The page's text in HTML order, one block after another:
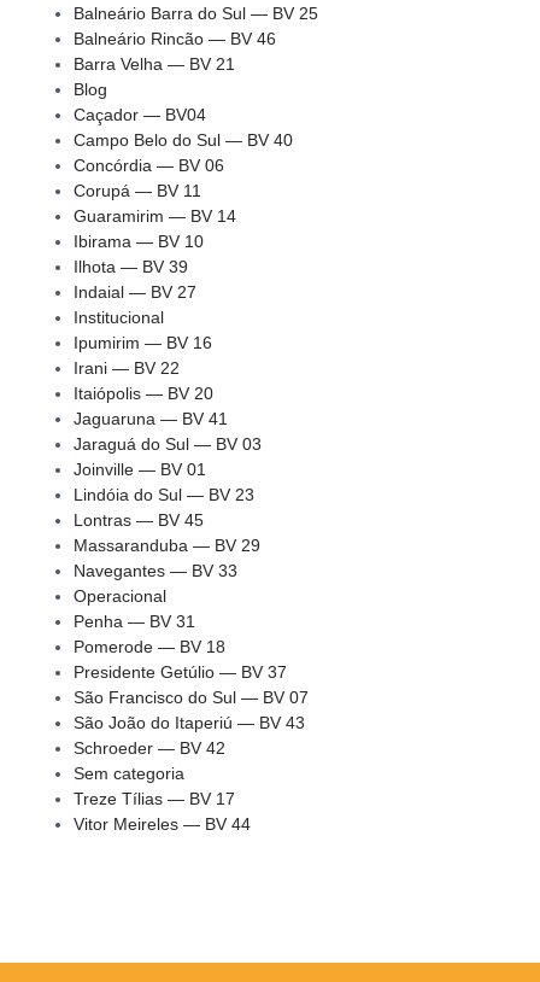
Balneário Barra do Sul — BV 25
Balneário Rincão — BV 46
Barra Velha — BV 21
Blog
Caçador — BV04
Campo Belo do Sul — BV 40
Concórdia — BV 06
Corupá — BV 11
Guaramirim — BV 14
Ibirama — BV 10
Ilhota — BV 39
Indaial — BV 27
Institucional
Ipumirim — BV 16
Irani — BV 22
Itaiópolis — BV 20
Jaguaruna — BV 41
Jaraguá do Sul — BV 03
Joinville — BV 01
Lindóia do Sul — BV 23
Lontras — BV 45
Massaranduba — BV 29
Navegantes — BV 33
Operacional
Penha — BV 31
Pomerode — BV 18
Presidente Getúlio — BV 37
São Francisco do Sul — BV 07
São João do Itaperiú — BV 43
Schroeder — BV 42
Sem categoria
Treze Tílias — BV 17
Vitor Meireles — BV 44